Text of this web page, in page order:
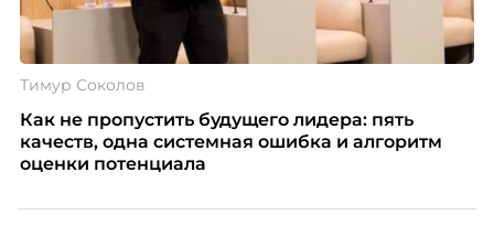
Тимур Соколов
Как не пропустить будущего лидера: пять
качеств, одна системная ошибка и алгоритм
оценки потенциала